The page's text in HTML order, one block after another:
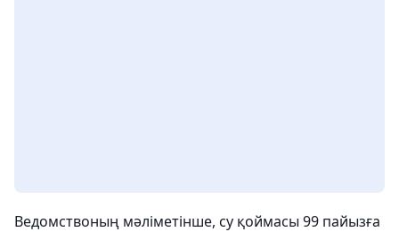
Ведомствоның мәліметінше, су қоймасы 99 пайызға